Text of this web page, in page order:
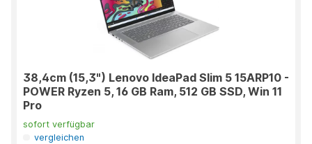
38,4cm (15,3") Lenovo IdeaPad Slim 5 15ARP10 -
POWER Ryzen 5, 16 GB Ram, 512 GB SSD, Win 11
Pro
sofort verfügbar
vergleichen